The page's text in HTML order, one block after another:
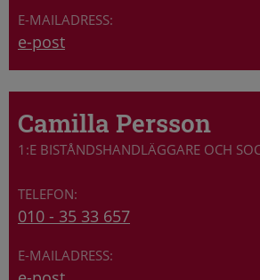
e-post
Camilla Persson
1:E BISTÅNDSHANDLÄGGARE OCH
010 - 35 33 657